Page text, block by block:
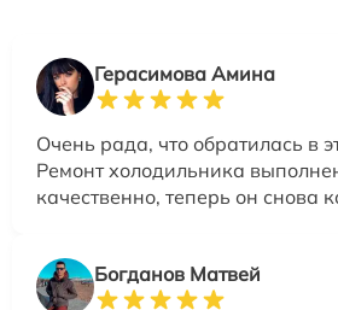
Герасимова Амина
Очень рада, что обратилась в
Ремонт холодильника
качественно, теперь он снова
Богданов Матвей